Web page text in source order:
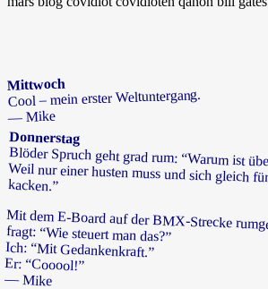
Mittwoch
Cool – mein erster Weltuntergang.
— Mike
Donnerstag
Blöder Spruch geht grad rum: “Warum ist
Weil nur einer husten muss und sich
kacken.”
Mit dem E-Board auf der BMX-Strecke
fragt: “Wie steuert man das?”
Ich: “Mit Gedankenkraft.”
Er: “Cooool!”
— Mike